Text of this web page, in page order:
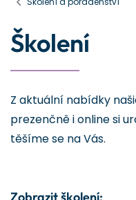
Školení
Z aktuální nabídky
prezenčně i online si
těšíme se na Vás.
Zobrazit školení: